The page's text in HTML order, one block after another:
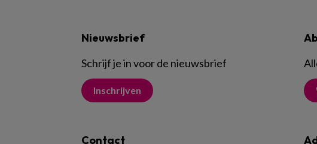
Nieuwsbrief
Schrijf je in voor de nieuwsbrief
Inschrijven
Contact